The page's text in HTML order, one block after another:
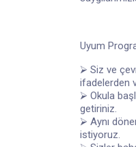
Uyum
⮚ Siz ve
ifadelerden
⮚ Okula
getiriniz.
⮚ Aynı
istiyoruz.